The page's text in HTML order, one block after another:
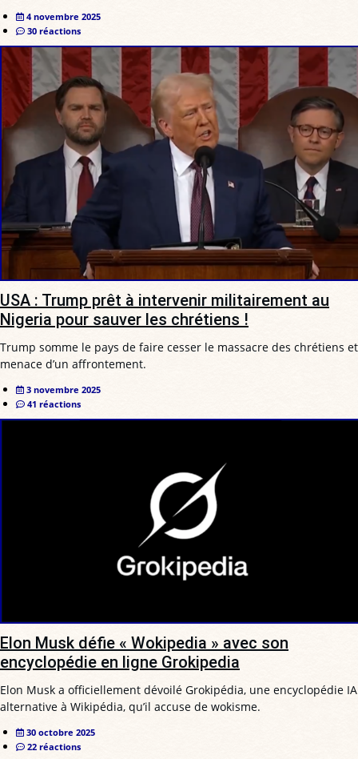
4 novembre 2025
30 réactions
USA : Trump prêt à intervenir militairement au
Nigeria pour sauver les chrétiens !
Trump somme le pays de faire cesser le massacre des chrétiens et
menace d’un affrontement.
3 novembre 2025
41 réactions
Elon Musk défie « Wokipedia » avec son
encyclopédie en ligne Grokipedia
Elon Musk a officiellement dévoilé Grokipédia, une encyclopédie IA
alternative à Wikipédia, qu’il accuse de wokisme.
30 octobre 2025
22 réactions